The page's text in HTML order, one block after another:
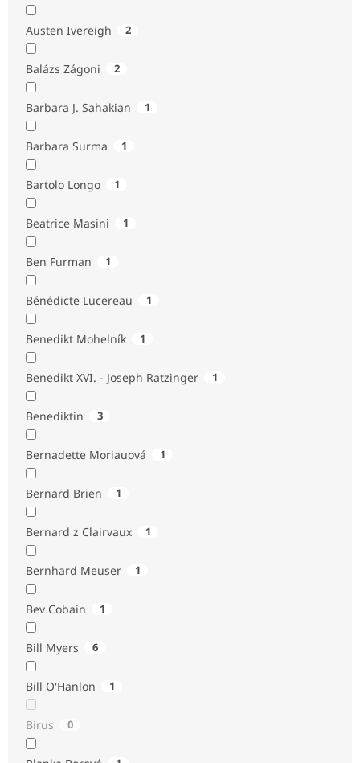
Austen Ivereigh 2
Balázs Zágoni 2
Barbara J. Sahakian 1
Barbara Surma 1
Bartolo Longo 1
Beatrice Masini 1
Ben Furman 1
Bénédicte Lucereau 1
Benedikt Mohelník 1
Benedikt XVI. - Joseph Ratzinger 1
Benediktin 3
Bernadette Moriauová 1
Bernard Brien 1
Bernard z Clairvaux 1
Bernhard Meuser 1
Bev Cobain 1
Bill Myers 6
Bill O'Hanlon 1
Birus 0